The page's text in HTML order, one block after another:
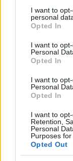
not limited to
grant or deny
use your data
consent section.
I want to
personal
Opted In
I want to
Personal
Opted In
I want to
Personal
Opted In
I want to
Retention,
Personal
Purposes for
Opted Out
Continua
LIFESTYLE